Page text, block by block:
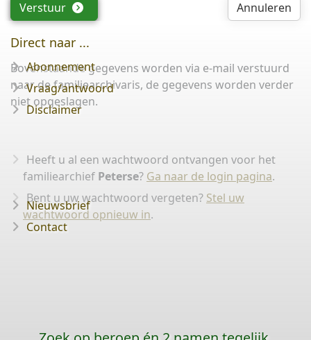
Verstuur Annuleren
Bovenstaande gegevens worden via e-mail verstuurd
naar de familiearchivaris, de gegevens worden verder
niet opgeslagen.
Heeft u al een wachtwoord ontvangen voor het
familiearchief Peterse? Ga naar de login pagina.
Bent u uw wachtwoord vergeten? Stel uw
wachtwoord opnieuw in.
Direct naar ...
Abonnement
Vraag/antwoord
Disclaimer
Nieuwsbrief
Contact